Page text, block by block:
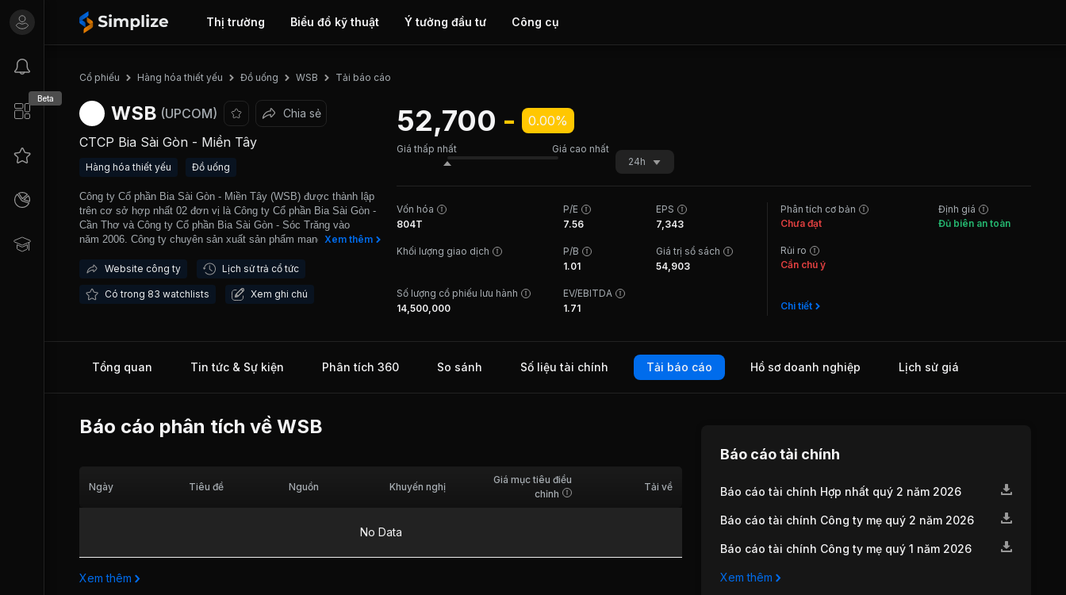
Thị trường Biểu đồ kỹ thuật Ý tưởng đầu tư Công cụ
Beta
Cổ phiếu Hàng hóa thiết yếu Đồ uống WSB Tải báo cáo
WSB (UPCOM) Chia sẻ
CTCP Bia Sài Gòn - Miền Tây
Hàng hóa thiết yếu Đồ uống
Công ty Cổ phần Bia Sài Gòn - Miền Tây (WSB) được thành lập
trên cơ sở hợp nhất 02 đơn vị là Công ty Cổ phần Bia Sài Gòn -
Cần Thơ và Công ty Cổ phần Bia Sài Gòn - Sóc Trăng vào
năm 2006. Công ty chuyên sản xuất sản phẩm mang thương hiệu
Cổ phần Bia - Rượu - Nước Giải khát Sài Gòn. Các sản phẩm
Sài Gòn 355ml. Công ty hiện đang quản lý vận hành Nhà máy Bia
lít/năm. Thị trường của WSB chủ yếu ở khu vực các tỉnh miền
tháng 08/2010.
Xem thêm
Website công ty Lịch sử trả cổ tức
Có trong 83 watchlists Xem ghi chú
52,700 - 0.00%
Giá thấp nhất
Giá cao nhất
24h
Vốn hóa
804T
P/E
7.56
EPS
7,343
Khối lượng giao dịch
P/B
1.01
Giá trị sổ sách
54,903
Số lượng cổ phiếu lưu hành
14,500,000
EV/EBITDA
1.71
Phân tích cơ bản
Chưa đạt
Rủi ro
Cần chú ý
Chi tiết
Định giá
Đủ biên an toàn
Tổng quan Tin tức & Sự kiện Phân tích 360 So sánh Số liệu tài chính Tải báo cáo Hồ sơ doanh nghiệp Lịch sử giá
Báo cáo phân tích về WSB
Ngày Tiêu đề Nguồn Khuyến nghị
Giá mục tiêu điều
chỉnh
Tải về
No Data
Xem thêm
Báo cáo tài chính
Báo cáo tài chính Hợp nhất quý 2 năm 2026
Báo cáo tài chính Công ty mẹ quý 2 năm 2026
Báo cáo tài chính Công ty mẹ quý 1 năm 2026
Xem thêm